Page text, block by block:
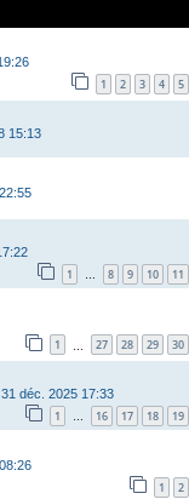
1 2 3 4 5
15:13
1 … 8 9 10 11
1 27 28 29 30
déc. 2025 17:33
1 … 16 17 18 19
1 2